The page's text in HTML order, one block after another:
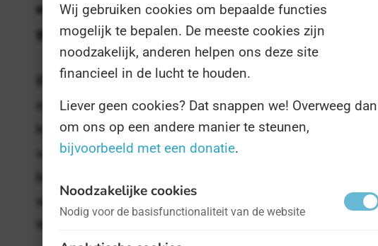
eens lekker het groen in te sturen. De hei op, het bos in,
genieten maar.
Bij die activiteiten kunt u denken aan speciale
smaakfietsroutes of kruidenexcursies, en waterratten
kunnen hun hart ophalen tijdens diverse mooie
vaartochtjes. Op deze websitekunt u zien wat er bij u in de
weer, anders kunt u misschien naar de kassen in het
Wij gebruiken cookies om bepaalde functies
mogelijk te bepalen. De meeste cookies zijn
noodzakelijk, anderen helpen ons deze site
financieel in de lucht te houden.
Liever geen cookies? Dat snappen we! Overweeg dan
om ons op een andere manier te steunen,
bijvoorbeeld met een donatie.
Noodzakelijke cookies
Nodig voor de basisfunctionaliteit van de website